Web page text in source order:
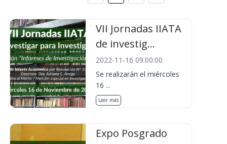
VII Jornadas IIATA
de investig...
2022-11-16 09:00:00
Se realizarán el miércoles
16 ...
Leer más
Expo Posgrado